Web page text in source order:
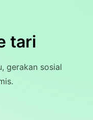
tari
gerakan sosial